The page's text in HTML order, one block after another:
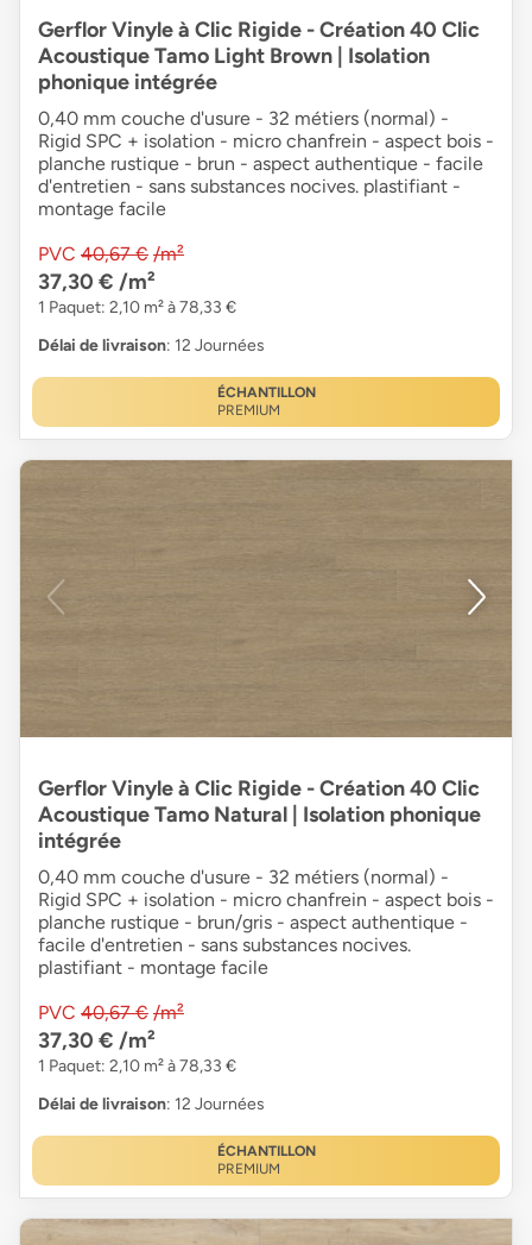
Gerflor Vinyle à Clic Rigide - Création 40 Clic
Acoustique Tamo Light Brown | Isolation
phonique intégrée
0,40 mm couche d'usure - 32 métiers (normal) -
Rigid SPC + isolation - micro chanfrein - aspect bois -
planche rustique - brun - aspect authentique - facile
d'entretien - sans substances nocives. plastifiant -
montage facile
PVC 40,67 € /m²
37,30 € /m²
1 Paquet: 2,10 m² à 78,33 €
Délai de livraison: 12 Journées
ÉCHANTILLON
PREMIUM
Gerflor Vinyle à Clic Rigide - Création 40 Clic
Acoustique Tamo Natural | Isolation phonique
intégrée
0,40 mm couche d'usure - 32 métiers (normal) -
Rigid SPC + isolation - micro chanfrein - aspect bois -
planche rustique - brun/gris - aspect authentique -
facile d'entretien - sans substances nocives.
plastifiant - montage facile
PVC 40,67 € /m²
37,30 € /m²
1 Paquet: 2,10 m² à 78,33 €
Délai de livraison: 12 Journées
ÉCHANTILLON
PREMIUM